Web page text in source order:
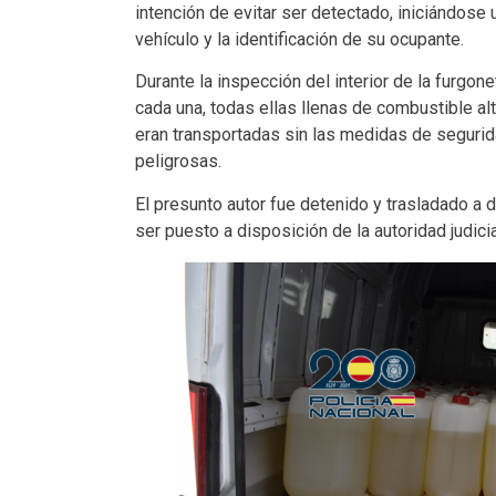
intención de evitar ser detectado,
vehículo y la identificación de su ocupante.
Durante la inspección del interior de la
cada una, todas ellas llenas de combustible
eran transportadas sin las medidas de
peligrosas.
El presunto autor fue detenido y trasladado a
ser puesto a disposición de la autoridad